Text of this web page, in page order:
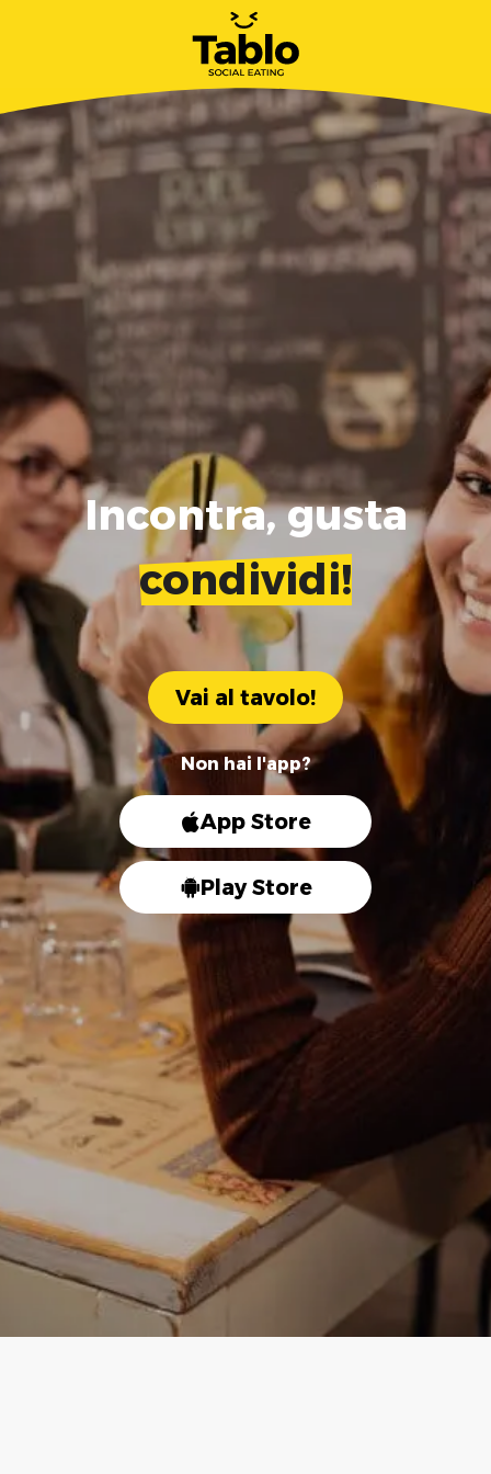
Incontra, gusta
condividi!
Vai al tavolo!
Non hai l'app?
App Store
Play Store